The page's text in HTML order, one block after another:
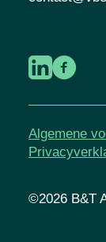
Algemene
©2026 B&T